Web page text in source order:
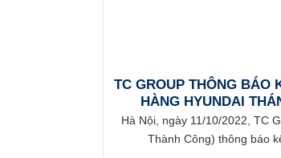
TC GROUP THÔNG BÁO
HÀNG HYUNDAI
Hà Nội, ngày 11/10/2022, TC
Thành Công) thông báo